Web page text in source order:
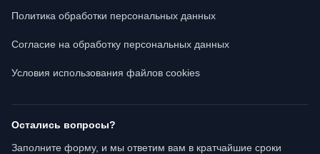
Политика обработки персональных данных
Согласие на обработку персональных данных
Условия использования файлов cookies
Остались вопросы?
Заполните форму, и мы ответим вам в кратчайшие сроки